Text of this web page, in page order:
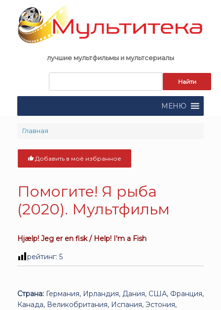
content
лучшие мультфильмы и мультсериалы
поиска:
МЕНЮ
Главная
Добавить в моё избранное
Помогите! Я рыба
(2020). Мультфильм
Hjælp! Jeg er en fisk / Help! I'm a Fish
рейтинг: 5
Страна: Германия, Ирландия, Дания, США, Франция,
Канада, Великобритания, Испания, Эстония,